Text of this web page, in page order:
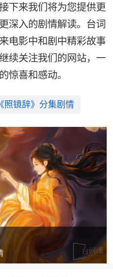
下来我们将为您提供更
深入的剧情解读。台词
电影中和剧中精彩故事
续关注我们的网站，一
惊喜和感动。
《照镜辞》分集剧情